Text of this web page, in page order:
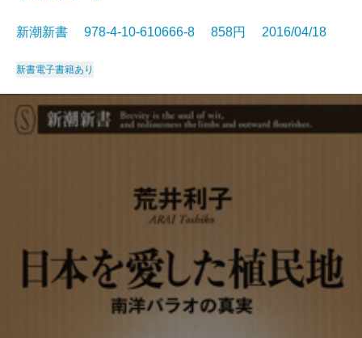
新潮新書 978-4-10-610666-8 858円 2016/04/18
新書電子書籍あり